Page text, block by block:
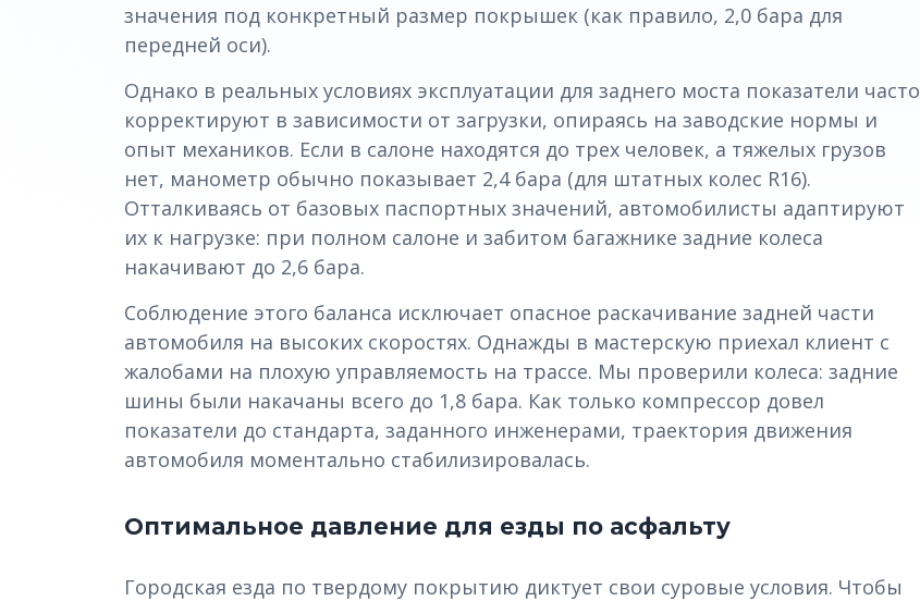
значения под конкретный размер покрышек (как правило, 2,0 бара для
передней оси).
Однако в реальных условиях эксплуатации для заднего моста показатели часто
корректируют в зависимости от загрузки, опираясь на заводские нормы и
опыт механиков. Если в салоне находятся до трех человек, а тяжелых грузов
нет, манометр обычно показывает 2,4 бара (для штатных колес R16).
Отталкиваясь от базовых паспортных значений, автомобилисты адаптируют
их к нагрузке: при полном салоне и забитом багажнике задние колеса
накачивают до 2,6 бара.
Соблюдение этого баланса исключает опасное раскачивание задней части
автомобиля на высоких скоростях. Однажды в мастерскую приехал клиент с
жалобами на плохую управляемость на трассе. Мы проверили колеса: задние
шины были накачаны всего до 1,8 бара. Как только компрессор довел
показатели до стандарта, заданного инженерами, траектория движения
автомобиля моментально стабилизировалась.
Оптимальное давление для езды по асфальту
Городская езда по твердому покрытию диктует свои суровые условия. Чтобы